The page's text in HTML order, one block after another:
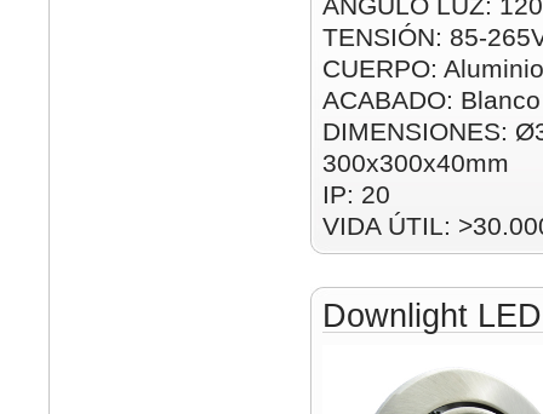
TENSIÓN: 85-
CUERPO: Aluminio
ACABADO: Blanco
DIMENSIONES:
300x300x40mm
IP: 20
VIDA ÚTIL:
Downlight